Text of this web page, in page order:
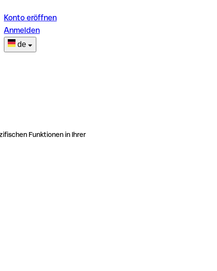
Konto eröffnen
Anmelden
de
Funktionen in Ihrer